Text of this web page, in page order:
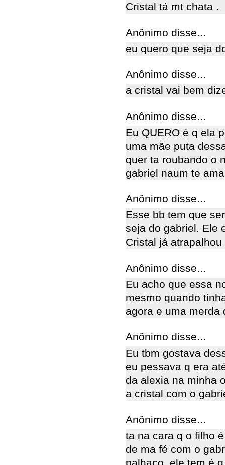
Cristal tá mt chata .
Anônimo disse...
eu quero que seja
Anônimo disse...
a cristal vai bem
Anônimo disse...
Eu QUERO é q ela
uma mãe puta
quer ta roubando o
gabriel naum te
Anônimo disse...
Esse bb tem que
seja do gabriel. Ele
Cristal já
Anônimo disse...
Eu acho que essa
mesmo quando
agora e uma merda
Anônimo disse...
Eu tbm gostava
eu pessava q era
da alexia na minha
a cristal com o
Anônimo disse...
ta na cara q o filho
de ma fé com o